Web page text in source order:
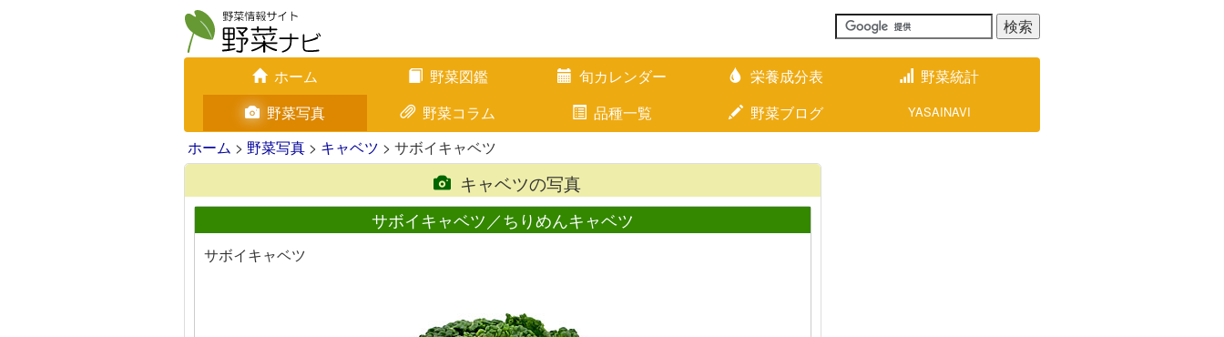
ホーム 野菜図鑑 旬カレンダー 栄養成分表
野菜統計
野菜写真
野菜コラム 品種一覧 野菜ブログ YASAINAVI
ホーム > 野菜写真 > キャベツ > サボイキャベツ
キャベツの写真
サボイキャベツ／ちりめんキャベツ
サボイキャベツ